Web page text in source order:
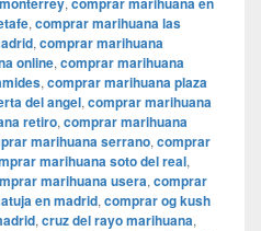
, comprar marihuana las
, comprar marihuana
online, comprar marihuana
, comprar marihuana plaza
del angel, comprar marihuana
retiro, comprar marihuana
marihuana serrano, comprar
marihuana soto del real,
marihuana usera, comprar
en madrid, comprar og kush
, cruz del rayo marihuana,